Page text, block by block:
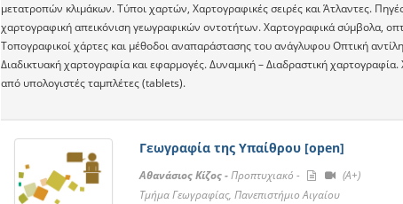
μετατροπών κλιμάκων. Τύποι χαρτών, Χαρτογραφικές σειρές και Άτλαντες.
χαρτογραφική απεικόνιση γεωγραφικών οντοτήτων. Χαρτογραφικά σύμβολα,
Τοπογραφικοί χάρτες και μέθοδοι αναπαράστασης του ανάγλυφου Οπτική
Διαδικτυακή χαρτογραφία και εφαρμογές. Δυναμική – Διαδραστική
από υπολογιστές ταμπλέτες (tablets).
Γεωγραφία της Υπαίθρου [open]
Αθανάσιος Κίζος -Προπτυχιακό -
(A+)
Τμήμα Γεωγραφίας, Πανεπιστήμιο Αιγαίου